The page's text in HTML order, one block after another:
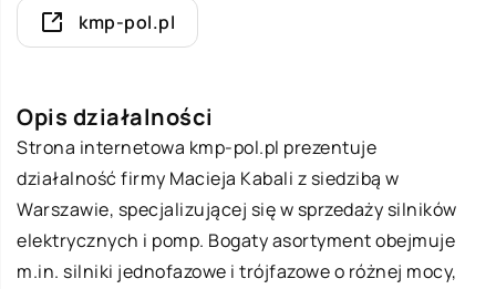
kmp-pol.pl
Opis działalności
Strona internetowa kmp-pol.pl prezentuje
działalność firmy Macieja Kabali z siedzibą w
Warszawie, specjalizującej się w sprzedaży silników
elektrycznych i pomp. Bogaty asortyment obejmuje
m.in. silniki jednofazowe i trójfazowe o różnej mocy,